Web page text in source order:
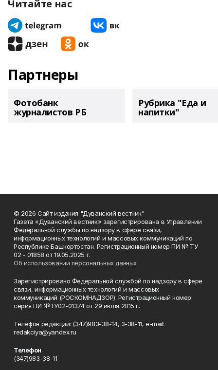
Читайте нас
Партнеры
Фотобанк
журналистов РБ
Рубрика "Еда и
напитки"
© 2026 Сайт издания "Дуванский вестник"
Газета «Дуванский вестник» зарегистрирована в Управлении
Федеральной службы по надзору в сфере связи,
информационных технологий и массовых коммуникаций по
Республике Башкортостан. Регистрационный номер ПИ № ТУ
02 - 01858 от 19.05.2025 г.
Об использовании персональных данных
Зарегистрировано Федеральной службой по надзору в сфере
связи, информационных технологий и массовых
коммуникаций (РОСКОМНАДЗОР). Регистрационный номер:
серия ПИ №ТУ02-01374 от 29 июля 2015 г.
Телефон редакции: (347)983-38-14, 3-38-11, e-mail:
redakciya@yandex.ru
Телефон
(347)983-38-11